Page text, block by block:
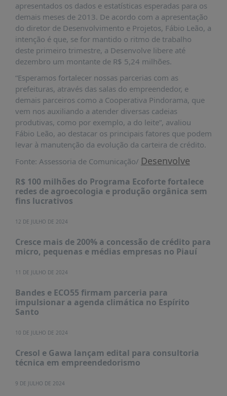
ESTUDOS
NOTÍCIAS
PRÊMIO
ABDE-
BID
PRÊMIO
ABDE
DE
JORNALISMO
SABER
+
CONTATO
apresentados os dados e estatísticas esperadas para os
demais meses de 2013. De acordo com a apresentação
do diretor de Desenvolvimento e Projetos, Fábio Leão, a
intenção é que, se for mantido o ritmo de trabalho
deste primeiro trimestre, a Desenvolve libere até
dezembro um montante de R$ 5,24 milhões.
“Esperamos fortalecer nossas parcerias com as
prefeituras, através das salas do empreendedor, e
demais parceiros como a Cooperativa Pindorama, que
vem nos auxiliando a atender diversas cadeias
produtivas, como por exemplo, a do leite”, avaliou
Fábio Leão, ao destacar os principais fatores que podem
levar à manutenção da evolução da carteira de crédito.
Fonte: Assessoria de Comunicação/ Desenvolve
R$ 100 milhões do Programa Ecoforte fortalece
redes de agroecologia e produção orgânica sem
fins lucrativos
12 DE JULHO DE 2024
Cresce mais de 200% a concessão de crédito para
micro, pequenas e médias empresas no Piauí
11 DE JULHO DE 2024
Bandes e ECO55 firmam parceria para
impulsionar a agenda climática no Espírito
Santo
10 DE JULHO DE 2024
Cresol e Gawa lançam edital para consultoria
técnica em empreendedorismo
9 DE JULHO DE 2024